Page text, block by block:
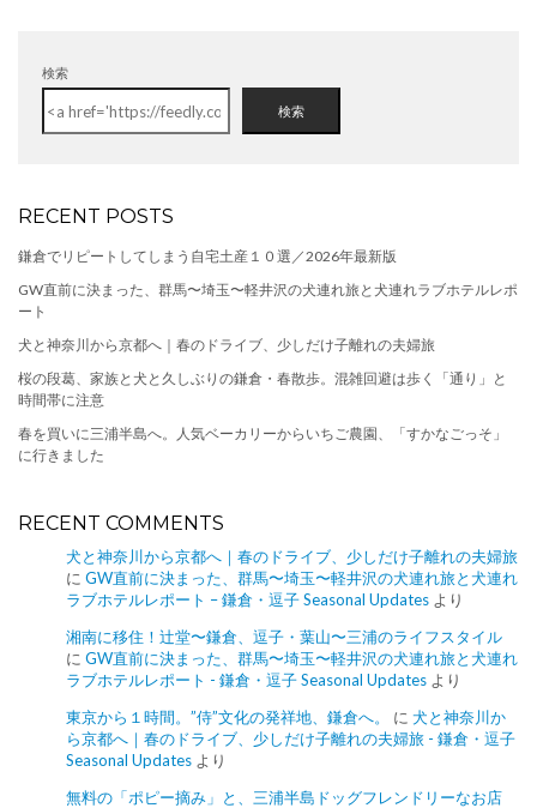
検索
検索
RECENT POSTS
鎌倉でリピートしてしまう自宅土産１０選／2026年最新版
GW直前に決まった、群馬〜埼玉〜軽井沢の犬連れ旅と犬連れラブホテルレポ
ート
犬と神奈川から京都へ｜春のドライブ、少しだけ子離れの夫婦旅
桜の段葛、家族と犬と久しぶりの鎌倉・春散歩。混雑回避は歩く「通り」と
時間帯に注意
春を買いに三浦半島へ。人気ベーカリーからいちご農園、「すかなごっそ」
に行きました
RECENT COMMENTS
犬と神奈川から京都へ｜春のドライブ、少しだけ子離れの夫婦旅
に GW直前に決まった、群馬〜埼玉〜軽井沢の犬連れ旅と犬連れ
ラブホテルレポート – 鎌倉・逗子 Seasonal Updates より
湘南に移住！辻堂〜鎌倉、逗子・葉山〜三浦のライフスタイル
に GW直前に決まった、群馬〜埼玉〜軽井沢の犬連れ旅と犬連れ
ラブホテルレポート - 鎌倉・逗子 Seasonal Updates より
東京から１時間。”侍”文化の発祥地、鎌倉へ。
に 犬と神奈川か
ら京都へ｜春のドライブ、少しだけ子離れの夫婦旅 - 鎌倉・逗子
Seasonal Updates より
無料の「ポピー摘み」と、三浦半島ドッグフレンドリーなお店